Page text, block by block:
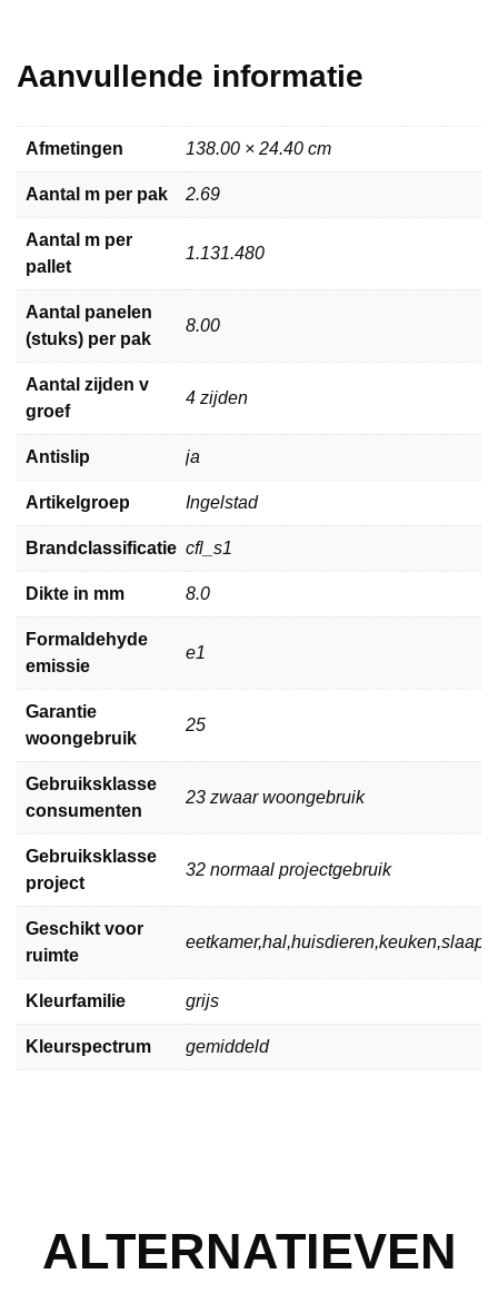
Aanvullende informatie
Afmetingen 138.00 × 24.40 cm
Aantal m per pak 2.69
Aantal m per
pallet
1.131.480
Aantal panelen
(stuks) per pak
8.00
Aantal zijden v
groef
4 zijden
Antislip ja
Artikelgroep Ingelstad
Brandclassificatie cfl_s1
Dikte in mm 8.0
Formaldehyde
emissie
e1
Garantie
woongebruik
25
Gebruiksklasse
consumenten
23 zwaar woongebruik
Gebruiksklasse
project
32 normaal projectgebruik
Geschikt voor
ruimte
Kleurfamilie grijs
Kleurspectrum gemiddeld
ALTERNATIEVEN